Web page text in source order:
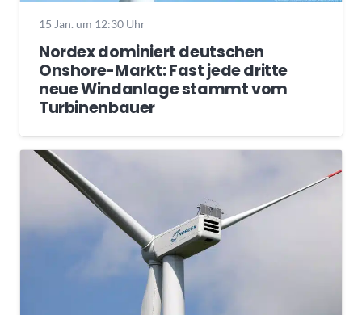
15 Jan. um 12:30 Uhr
Nordex dominiert deutschen
Onshore-Markt: Fast jede dritte
neue Windanlage stammt vom
Turbinenbauer